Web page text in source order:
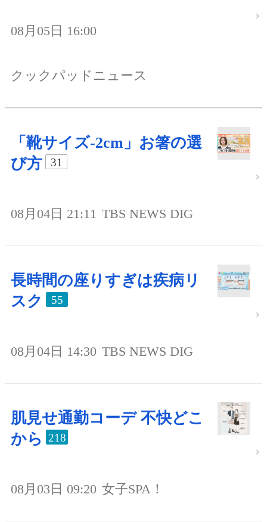
08月05日 16:00
クックパッドニュース
「靴サイズ-2cm」お箸の選
び方
31
08月04日 21:11 TBS NEWS DIG
長時間の座りすぎは疾病リ
スク
55
08月04日 14:30 TBS NEWS DIG
肌見せ通勤コーデ 不快どこ
から
218
08月03日 09:20 女子SPA！